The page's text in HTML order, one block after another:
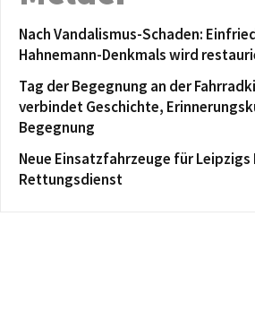
Nach Vandalismus-Schaden:
Hahnemann-Denkmals wird
Tag der Begegnung an der
verbindet Geschichte,
Begegnung
Neue Einsatzfahrzeuge für Leipzigs
Rettungsdienst